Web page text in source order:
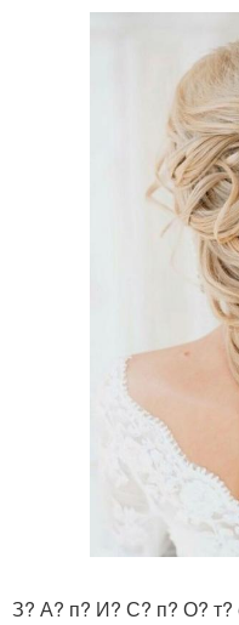
З? А? п? И? С? п? О? т?